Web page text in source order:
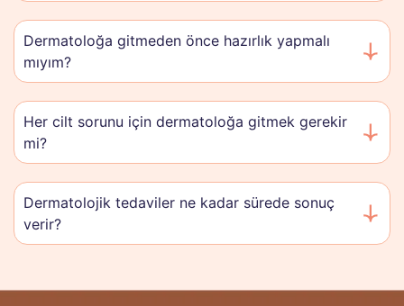
Dermatoloğa gitmeden önce hazırlık yapmalı
mıyım?
Her cilt sorunu için dermatoloğa gitmek gerekir
mi?
Dermatolojik tedaviler ne kadar sürede sonuç
verir?